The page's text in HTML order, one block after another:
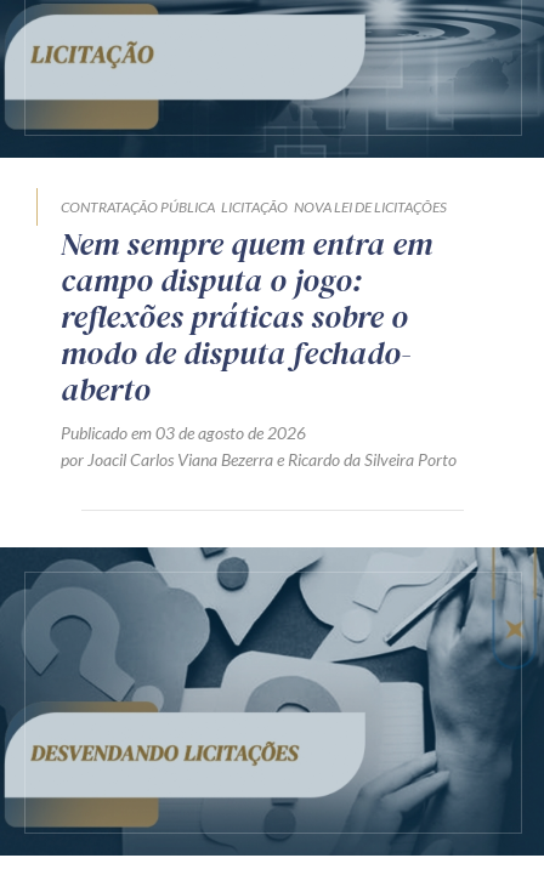
CONTRATAÇÃO PÚBLICA LICITAÇÃO NOVA LEI DE LICITAÇÕES
Nem sempre quem entra em
campo disputa o jogo:
reflexões práticas sobre o
modo de disputa fechado-
aberto
Publicado em 03 de agosto de 2026
por Joacil Carlos Viana Bezerrae Ricardo da Silveira Porto